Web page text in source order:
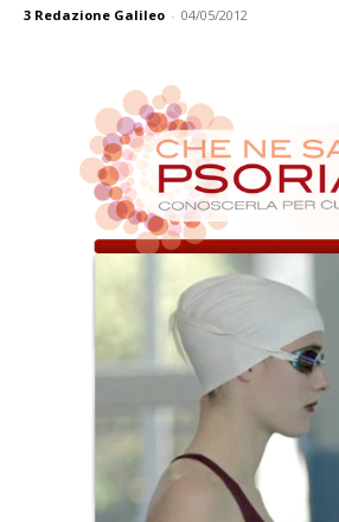
3 Redazione Galileo - 04/05/2012